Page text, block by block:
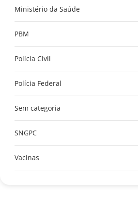
Ministério da Saúde
PBM
Polícia Civil
Polícia Federal
Sem categoria
SNGPC
Vacinas